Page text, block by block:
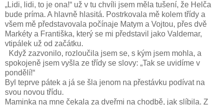
„Lidi, lidi, to je ona!“ už v tu chvíli jsem měla tušení, že Helča
bude príma. A hlavně hlasitá. Postrkovala mě kolem třídy a
všem mě představovala počínaje Matym a Vojtou, přes dvě
Markéty a Františka, který se mi představil jako Valdemar,
vtipálek už od začátku.
Když zazvonilo, rozloučila jsem se, s kým jsem mohla, a
spokojeně jsem vyšla ze třídy se slovy: „Tak se uvidíme v
pondělí!“
Byl teprve pátek a já se šla jenom na přestávku podívat na
svou novou třídu.
Maminka na mne čekala za dveřmi na chodbě, jak slíbila. Z